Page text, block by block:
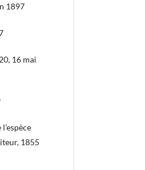
1897
16 mai
1855